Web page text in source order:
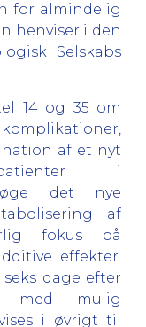
for almindelig
henviser i den
Selskabs
14 og 35 om
af et nyt
i
det nye
af
fokus på
effekter.
dage efter
med mulig
i øvrigt til